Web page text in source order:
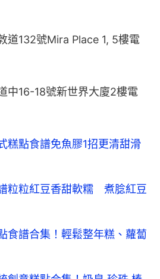
道132號Mira Place 1, 5樓電
中16-18號新世界大廈2樓電
糕點食譜免魚膠1招更清甜滑
粒粒紅豆香甜軟糯 煮腍紅豆
食譜合集！輕鬆整年糕、蘿蔔